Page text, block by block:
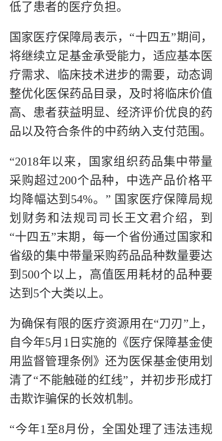
低了患者的医疗负担。
国家医疗保障局表示，“十四五”期间，
将继续立足基金承受能力，适应基本医
疗需求、临床技术进步的需要，动态调
整优化医保药品目录，及时将临床价值
高、患者获益明显、经济评价优良的药
品以及符合条件的中药纳入支付范围。
“2018年以来，国家组织药品集中带量
采购超过200个品种，中选产品价格平
均降幅达到54%。” 国家医疗保障局规
划财务和法规司司长王文君介绍，到
“十四五”末期，每一个省份通过国家和
省级的集中带量采购药品品种数量要达
到500个以上，高值医用耗材的品种要
达到5个大类以上。
为确保有限的医疗资源用在“刀刃”上，
自今年5月1日实施的《医疗保障基金使
用监督管理条例》还为医保基金使用划
清了“不能触碰的红线”，并初步形成打
击欺诈骗保的长效机制。
“今年1至8月份，全国处理了违法违规